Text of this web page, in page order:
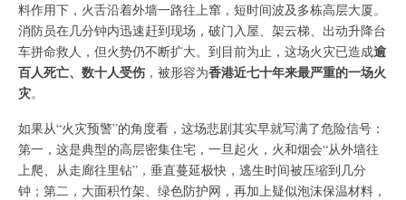
料作用下，火舌沿着外墙一路往上窜，短时间波及多栋高层大厦。
消防员在几分钟内迅速赶到现场，破门入屋、架云梯、出动升降台
车拼命救人，但火势仍不断扩大。到目前为止，这场火灾已造成逾
百人死亡、数十人受伤 ，被形容为香港近七十年来最严重的一场火
灾。
如果从“火灾预警”的角度看，这场悲剧其实早就写满了危险信号：
第一，这是典型的高层密集住宅，一旦起火，火和烟会“从外墙往
上爬、从走廊往里钻”，垂直蔓延极快，逃生时间被压缩到几分
钟；第二，大面积竹架、绿色防护网，再加上疑似泡沫保温材料，